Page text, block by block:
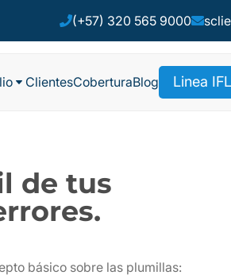
(+57) 320 565 9000
C ClientesCoberturaBlog Linea IFL
de tus
básico sobre las plumillas: